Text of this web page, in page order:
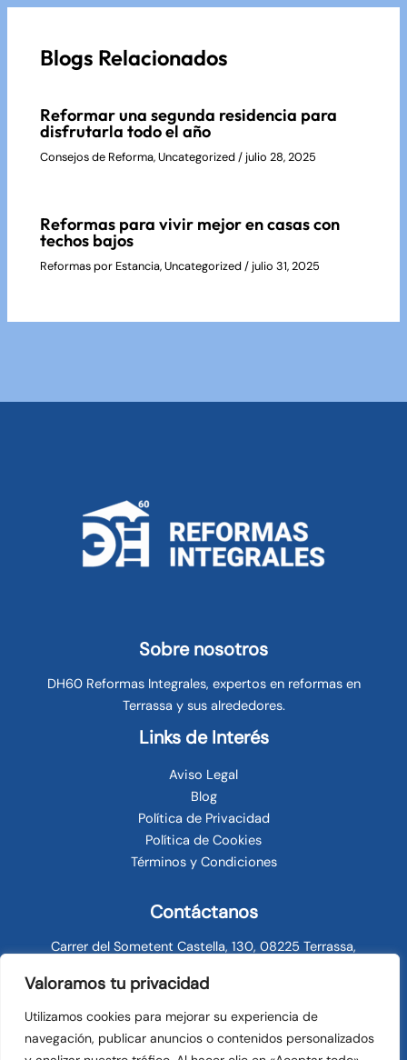
Valoramos tu privacidad
Utilizamos cookies para mejorar su experiencia de
navegación, publicar anuncios o contenidos personalizados
entradas
Blogs Relacionados
Reformar una segunda residencia para
disfrutarla todo el año
Consejos de Reforma,Uncategorized/ julio 28, 2025
Reformas para vivir mejor en casas con
techos bajos
Reformas por Estancia,Uncategorized/ julio 31, 2025
Sobre nosotros
DH60 Reformas Integrales, expertos en reformas en
Terrassa y sus alrededores.
Links de Interés
Aviso Legal
Blog
Política de Privacidad
Política de Cookies
Términos y Condiciones
Contáctanos
Carrer del Sometent Castella, 130, 08225 Terrassa,
info@dh60reformasterrassa.com
677 35 42 57